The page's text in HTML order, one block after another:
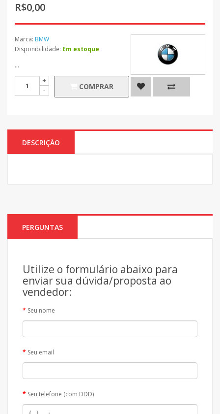
R$0,00
Marca: BMW
Disponibilidade: Em estoque
...
COMPRAR
DESCRIÇÃO
PERGUNTAS
Utilize o formulário abaixo para
enviar sua dúvida/proposta ao
vendedor:
Seu nome
Seu email
Seu telefone (com DDD)